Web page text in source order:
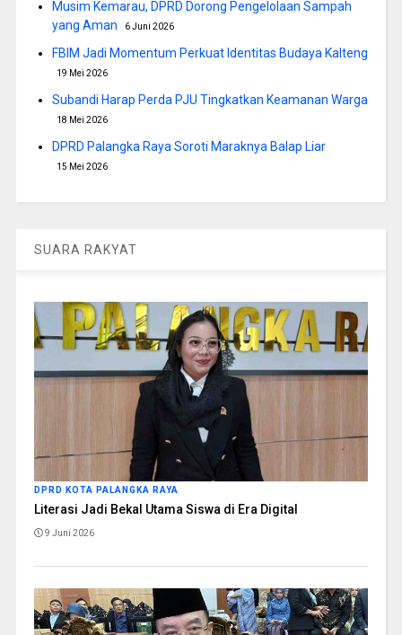
Musim Kemarau, DPRD Dorong Pengelolaan Sampah
yang Aman
6 Juni 2026
FBIM Jadi Momentum Perkuat Identitas Budaya Kalteng
19 Mei 2026
Subandi Harap Perda PJU Tingkatkan Keamanan Warga
18 Mei 2026
DPRD Palangka Raya Soroti Maraknya Balap Liar
15 Mei 2026
SUARA RAKYAT
DPRD KOTA PALANGKA RAYA
Literasi Jadi Bekal Utama Siswa di Era Digital
9 Juni 2026